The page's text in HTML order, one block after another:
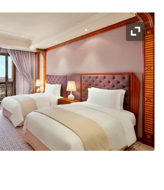
展开